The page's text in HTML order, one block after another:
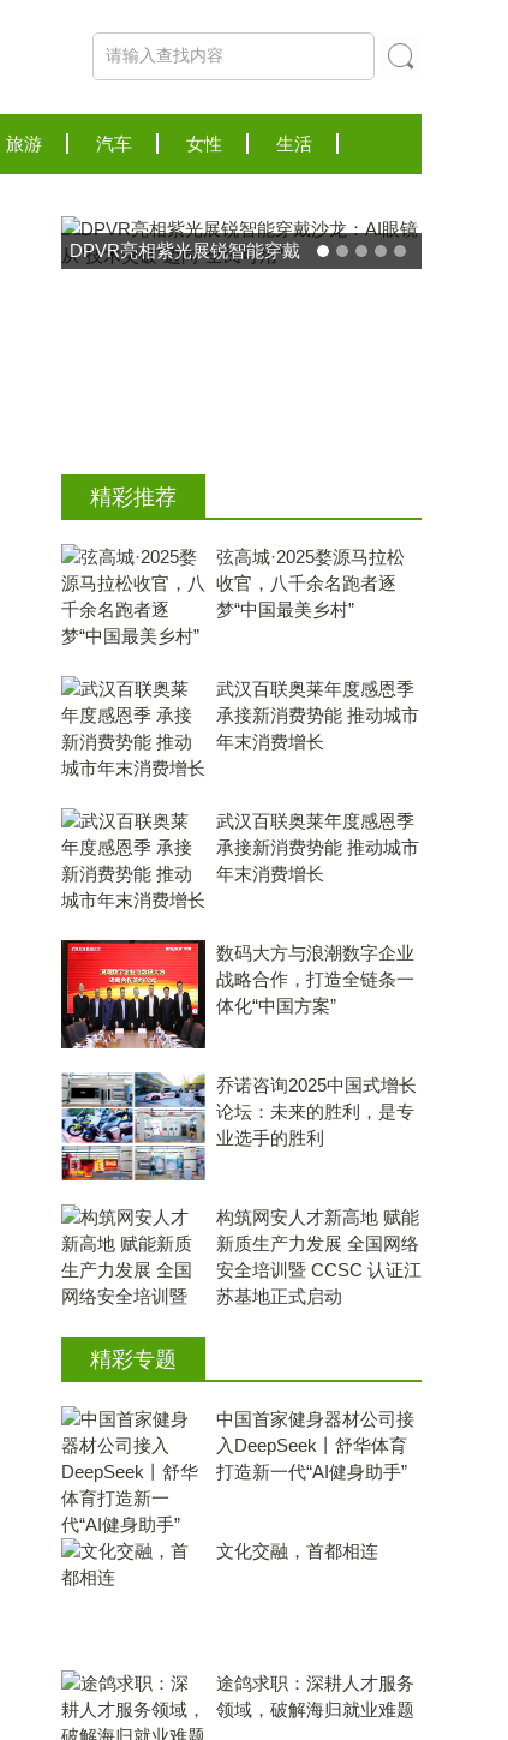
旅游 汽车 女性 生活
东方药林"雪康保"凝胶型膳食
精彩推荐
弦高城·2025婺源马拉松
收官，八千余名跑者逐
梦“中国最美乡村”
武汉百联奥莱年度感恩季
承接新消费势能 推动城市
年末消费增长
武汉百联奥莱年度感恩季
承接新消费势能 推动城市
年末消费增长
数码大方与浪潮数字企业
战略合作，打造全链条一
体化“中国方案”
乔诺咨询2025中国式增长
论坛：未来的胜利，是专
业选手的胜利
构筑网安人才新高地 赋能
新质生产力发展 全国网络
安全培训暨 CCSC 认证江
苏基地正式启动
精彩专题
中国首家健身器材公司接
入DeepSeek丨舒华体育
打造新一代“AI健身助手”
文化交融，首都相连
途鸽求职：深耕人才服务
领域，破解海归就业难题